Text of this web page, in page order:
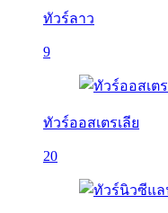
ทัวร์ลาว
9
ทัวร์ออสเตรเลีย
20